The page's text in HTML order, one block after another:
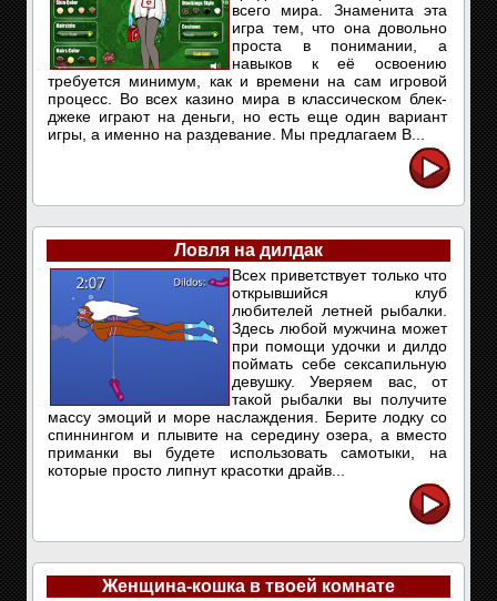
всего мира. Знаменита эта
игра тем, что она довольно
проста в понимании, а
навыков к её освоению
требуется минимум, как и времени на сам игровой
процесс. Во всех казино мира в классическом блек-
джеке играют на деньги, но есть еще один вариант
игры, а именно на раздевание. Мы предлагаем В...
Ловля на дилдак
Всех приветствует только что
открывшийся клуб
любителей летней рыбалки.
Здесь любой мужчина может
при помощи удочки и дилдо
поймать себе сексапильную
девушку. Уверяем вас, от
такой рыбалки вы получите
массу эмоций и море наслаждения. Берите лодку со
спиннингом и плывите на середину озера, а вместо
приманки вы будете использовать самотыки, на
которые просто липнут красотки драйв...
Женщина-кошка в твоей комнате